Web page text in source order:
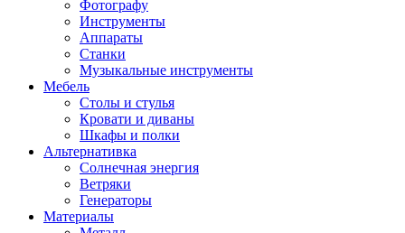
Фотографу
Инструменты
Аппараты
Станки
Музыкальные инструменты
Мебель
Столы и стулья
Кровати и диваны
Шкафы и полки
Альтернативка
Солнечная энергия
Ветряки
Генераторы
Материалы